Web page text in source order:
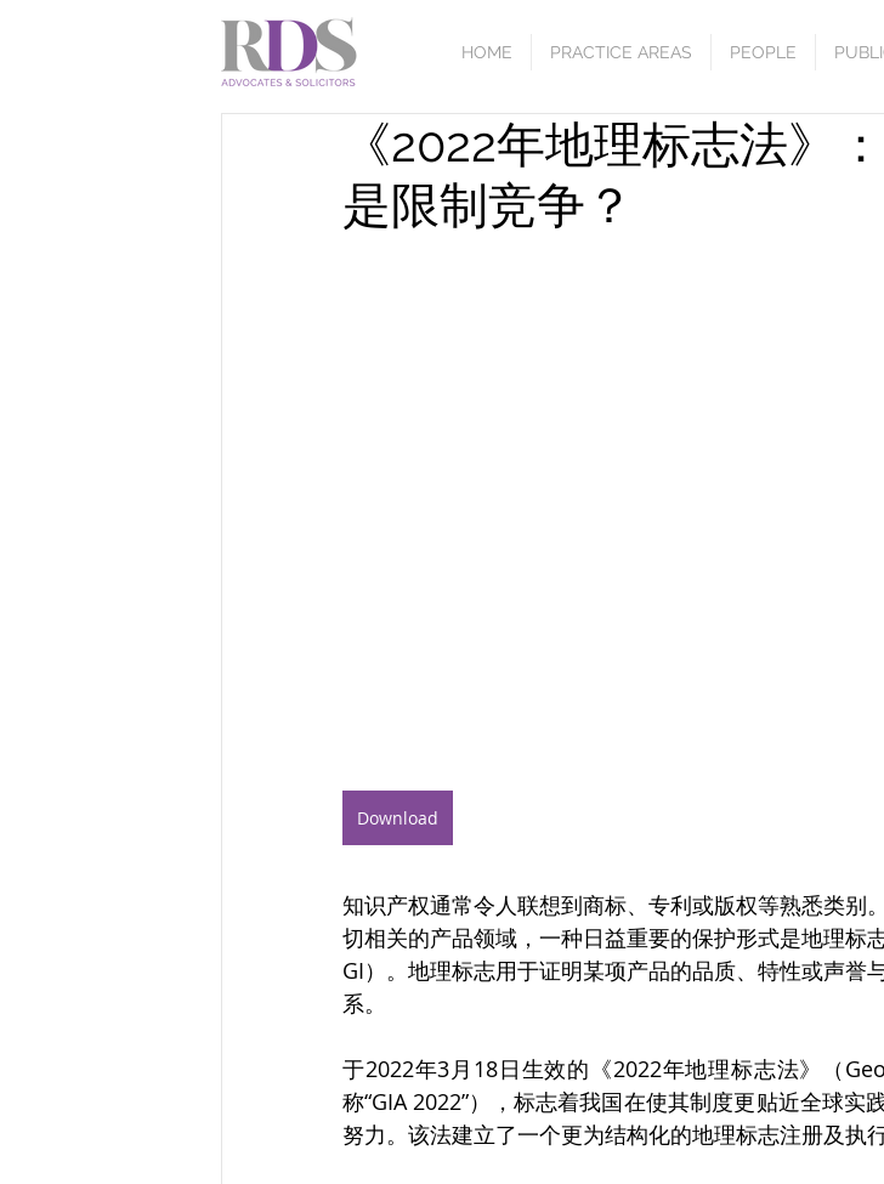
HOME PRACTICE AREAS PEOPLE
《2022年地理标志法》
是限制竞争？
Download
知识产权通常令人联想到商标、专利或版权等熟悉类别
切相关的产品领域，一种日益重要的保护形式是地理标
GI）。地理标志用于证明某项产品的品质、特性或声誉
系。
于2022年3月18日生效的《2022年地理标志法》（
称“GIA 2022”），标志着我国在使其制度更贴近全球
努力。该法建立了一个更为结构化的地理标志注册及执行